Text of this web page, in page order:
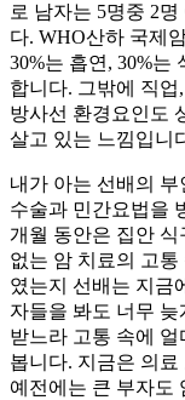
로 남자는 5명중 2
다. WHO산하 국제
30%는 흡연, 30%는
합니다. 그밖에 직
방사선 환경요인도
살고 있는 느낌입
내가 아는 선배의
수술과 민간요법을
개월 동안은 집안
없는 암 치료의 고통
였는지 선배는 지금
자들을 봐도 너무
받느라 고통 속에 얼
봅니다. 지금은 의
예전에는 큰 부자도